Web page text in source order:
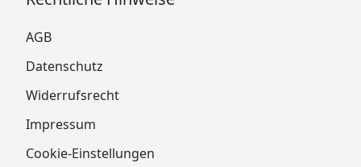
AGB
Datenschutz
Widerrufsrecht
Impressum
Cookie-Einstellungen